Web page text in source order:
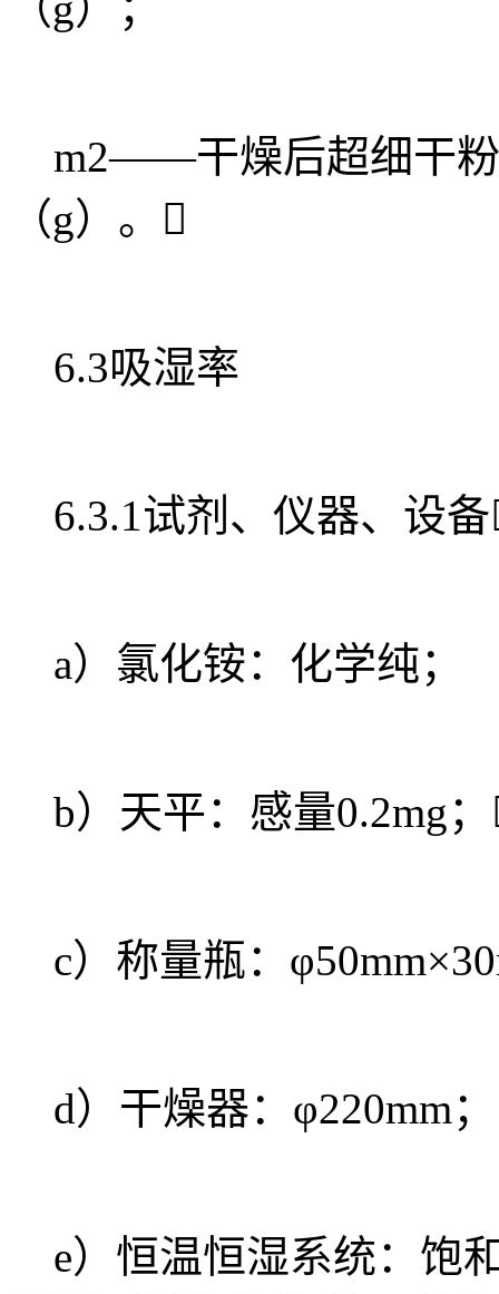
m2——干燥后超细干粉
（g）。
6.3吸湿率
6.3.1试剂、仪器、设
a）氯化铵：化学纯；
b）天平：感量0.2mg
c）称量瓶：
d）干燥器：φ220mm
e）恒温恒湿系统：饱